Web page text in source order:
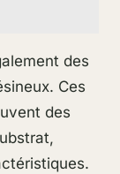
des
Ces
des